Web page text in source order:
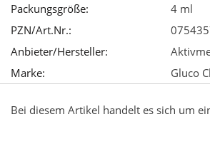
Packungsgröße:
4 ml
PZN/Art.Nr.:
Anbieter/Hersteller:
Marke:
Gluco
Bei diesem Artikel handelt es sich um